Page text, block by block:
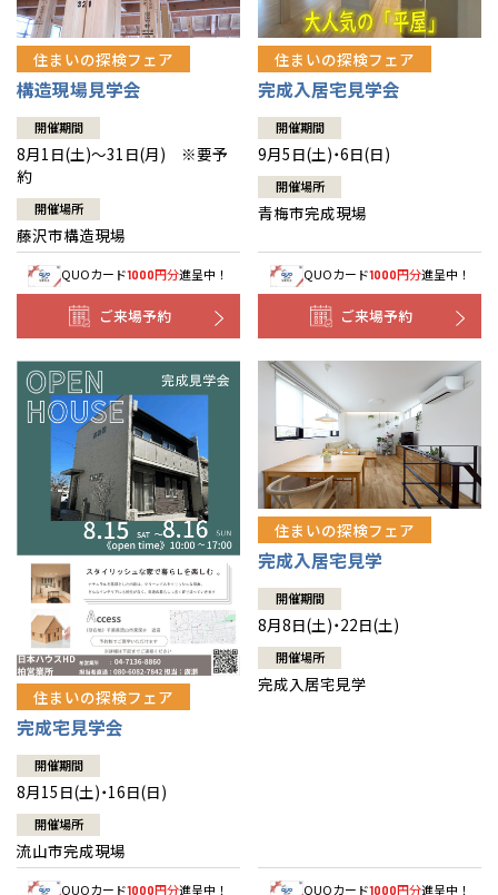
住まいの探検フェア
構造現場見学会
開催期間
8月1日(土)～31日(月) ※要予
約
開催場所
藤沢市構造現場
QUOカード1000円分進呈中！
ご来場予約
住まいの探検フェア
完成入居宅見学会
開催期間
9月5日(土)・6日(日)
開催場所
青梅市完成現場
QUOカード1000円分進呈中！
ご来場予約
住まいの探検フェア
完成宅見学会
開催期間
8月15日(土)・16日(日)
開催場所
流山市完成現場
QUOカード1000円分進呈中！
住まいの探検フェア
完成入居宅見学
開催期間
8月8日(土)・22日(土)
開催場所
完成入居宅見学
QUOカード1000円分進呈中！